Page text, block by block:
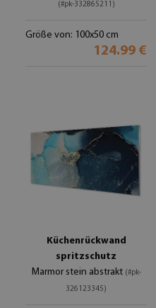
(#pk-332865211)
Größe von: 100x50 cm
124.99 €
Küchenrückwand
spritzschutz
Marmor stein abstrakt (#pk-
326123345)